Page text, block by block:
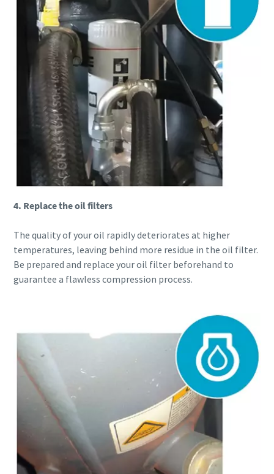
4. Replace the oil filters
The quality of your oil rapidly deteriorates at higher
temperatures, leaving behind more residue in the oil filter.
Be prepared and replace your oil filter beforehand to
guarantee a flawless compression process.